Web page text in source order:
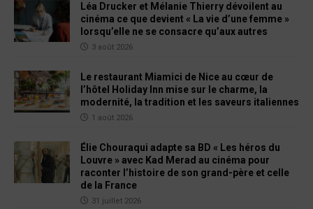
Léa Drucker et Mélanie Thierry dévoilent au
cinéma ce que devient « La vie d’une femme »
lorsqu’elle ne se consacre qu’aux autres
3 août 2026
Le restaurant Miamici de Nice au cœur de
l’hôtel Holiday Inn mise sur le charme, la
modernité, la tradition et les saveurs italiennes
1 août 2026
Élie Chouraqui adapte sa BD « Les héros du
Louvre » avec Kad Merad au cinéma pour
raconter l’histoire de son grand-père et celle
de la France
31 juillet 2026